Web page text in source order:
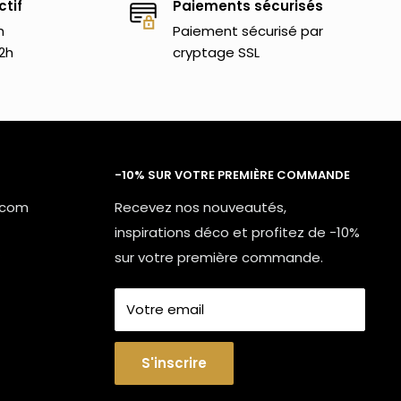
les plus distinctifs et les plus emblématiques du
à un groupe culturel (comme par exemple les
de la collection, tu pourras retrouver des
t'invitons à te rendre directement sur notre
Paiements sécurisés
Paiement sécurisé par
cryptage SSL
-10% SUR VOTRE PREMIÈRE COMMANDE
Recevez nos nouveautés,
inspirations déco et profitez de -10%
sur votre première commande.
Votre email
S'inscrire